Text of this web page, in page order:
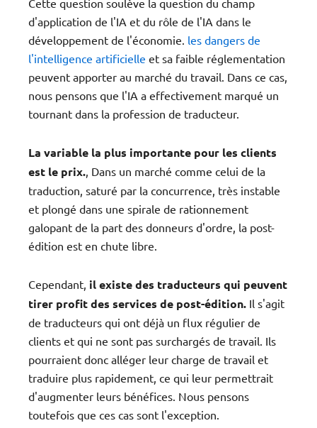
d'application de l'IA et du rôle de l'IA dans le
développement de l'économie. les dangers de
l'intelligence artificielle et sa faible réglementation
peuvent apporter au marché du travail. Dans ce cas,
nous pensons que l'IA a effectivement marqué un
tournant dans la profession de traducteur.
La variable la plus importante pour les clients
est le prix. , Dans un marché comme celui de la
traduction, saturé par la concurrence, très instable
et plongé dans une spirale de rationnement
galopant de la part des donneurs d'ordre, la post-
édition est en chute libre.
Cependant, il existe des traducteurs qui peuvent
tirer profit des services de post-édition. Il s'agit
de traducteurs qui ont déjà un flux régulier de
clients et qui ne sont pas surchargés de travail. Ils
pourraient donc alléger leur charge de travail et
traduire plus rapidement, ce qui leur permettrait
d'augmenter leurs bénéfices. Nous pensons
toutefois que ces cas sont l'exception.